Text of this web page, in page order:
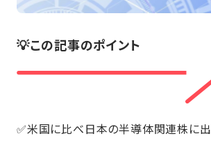
💡この記事のポイント
✅米国に比べ日本の半導体関連株に